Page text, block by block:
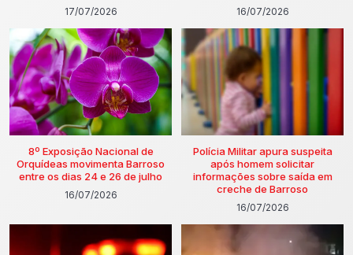
17/07/2026 16/07/2026
8º Exposição Nacional de
Orquídeas movimenta Barroso
entre os dias 24 e 26 de julho
16/07/2026
Polícia Militar apura suspeita
após homem solicitar
informações sobre saída em
creche de Barroso
16/07/2026